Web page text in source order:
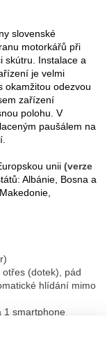
slovenské
motorkářů při
skútru. Instalace a
je velmi
okamžitou odezvou
zařízení
polohu. V
paušálem na
unii (verze
Albánie, Bosna a
(dotek), pád
hlídání mimo
1 smartphone